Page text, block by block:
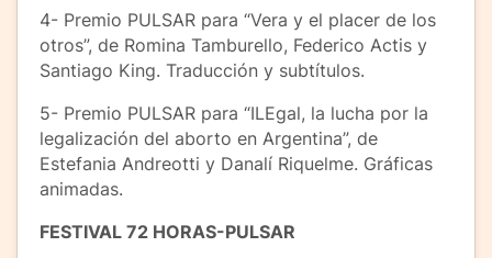
4- Premio PULSAR para “Vera y el placer de los
otros”, de Romina Tamburello, Federico Actis y
Santiago King. Traducción y subtítulos.
5- Premio PULSAR para “ILEgal, la lucha por la
legalización del aborto en Argentina”, de
Estefania Andreotti y Danalí Riquelme. Gráficas
animadas.
FESTIVAL 72 HORAS-PULSAR